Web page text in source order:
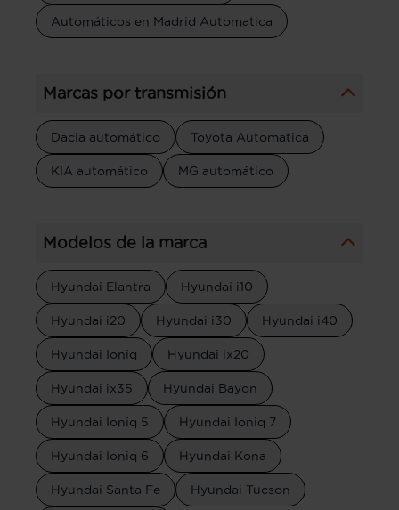
Automáticos en Madrid Automatica
Marcas por transmisión
Dacia automático Toyota Automatica
KIA automático MG automático
Modelos de la marca
Hyundai Elantra Hyundai i10
Hyundai i20 Hyundai i30 Hyundai i40
Hyundai Ioniq Hyundai ix20
Hyundai ix35 Hyundai Bayon
Hyundai Ioniq 5 Hyundai Ioniq 7
Hyundai Ioniq 6 Hyundai Kona
Hyundai Santa Fe Hyundai Tucson